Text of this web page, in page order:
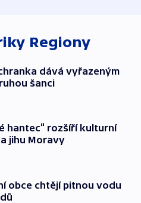
Regiony
dává vyřazeným
šanci
hantec“ rozšíří kulturní
jihu Moravy
obce chtějí pitnou vodu